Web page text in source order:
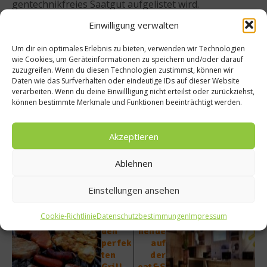
Einwilligung verwalten
Um dir ein optimales Erlebnis zu bieten, verwenden wir Technologien
wie Cookies, um Geräteinformationen zu speichern und/oder darauf
zuzugreifen. Wenn du diesen Technologien zustimmst, können wir
Daten wie das Surfverhalten oder eindeutige IDs auf dieser Website
verarbeiten. Wenn du deine Einwillligung nicht erteilst oder zurückziehst,
können bestimmte Merkmale und Funktionen beeinträchtigt werden.
Akzeptieren
Ablehnen
Einstellungen ansehen
Cookie-RichtlinieDatenschutzbestimmungenImpressum
gentechnikfreies Saatgut aufgelistet wird.
Wer im eigenen Beet nicht mit Hybridsamen arbeiten
möchte, sollte auf samenfeste Sorten achten: Das
kann zwar eine weniger ertragreiche Ernte mit sich
ziehen, die Samen aus den geernteten Früchten
können aber im Folgejahr wieder ausgesät werden.
Beitrag teilen
für
den
perfek
ten
Nächster Beitrag
Woche
nende
auf
der